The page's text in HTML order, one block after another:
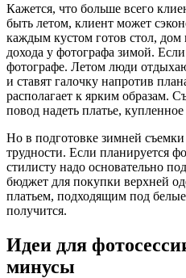
Кажется, что больше всего
быть летом, клиент может
каждым кустом готов стол, дом
дохода у фотографа зимой.
фотографе. Летом люди
и ставят галочку напротив
располагает к ярким образам.
повод надеть платье,
Но в подготовке зимней
трудности. Если планируется
стилисту надо основательно
бюджет для покупки верхней
платьем, подходящим под
получится.
Идеи для
минусы